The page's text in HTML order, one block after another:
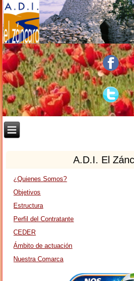
A.D.I. El
¿Quienes Somos?
Objetivos
Estructura
Perfil del Contratante
CEDER
Ámbito de actuación
Nuestra Comarca